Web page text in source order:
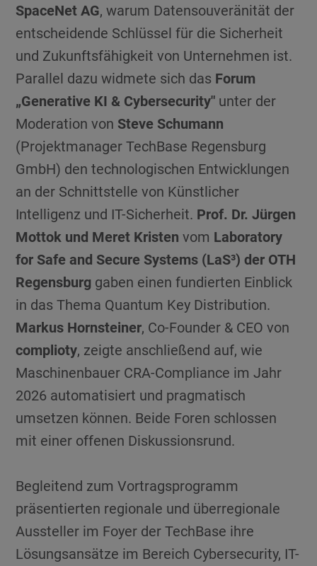
SpaceNet AG, warum Datensouveränität der
entscheidende Schlüssel für die Sicherheit
und Zukunftsfähigkeit von Unternehmen ist.
Parallel dazu widmete sich das Forum
„Generative KI & Cybersecurity" unter der
Moderation von Steve Schumann
(Projektmanager TechBase Regensburg
GmbH) den technologischen Entwicklungen
an der Schnittstelle von Künstlicher
Intelligenz und IT-Sicherheit. Prof. Dr. Jürgen
Mottok und Meret Kristenvom Laboratory
for Safe and Secure Systems (LaS³) der OTH
Regensburg gaben einen fundierten Einblick
in das Thema Quantum Key Distribution.
Markus Hornsteiner, Co-Founder & CEO von
complioty, zeigte anschließend auf, wie
Maschinenbauer CRA-Compliance im Jahr
2026 automatisiert und pragmatisch
umsetzen können. Beide Foren schlossen
mit einer offenen Diskussionsrund.
Begleitend zum Vortragsprogramm
präsentierten regionale und überregionale
Aussteller im Foyer der TechBase ihre
Lösungsansätze im Bereich Cybersecurity, IT-